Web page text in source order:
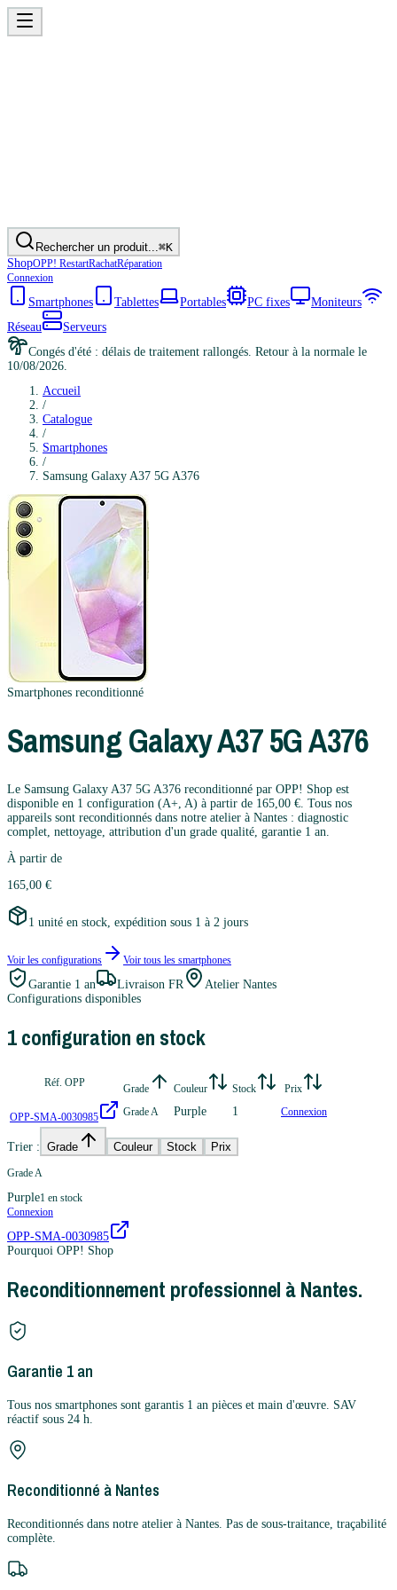
Rechercher un produit...⌘K
ShopOPP! RestartRachatRéparation
Connexion
Smartphones Tablettes Portables PC fixes
Moniteurs
Réseau
Serveurs
Congés d'été : délais de traitement rallongés. Retour à la normale le
10/08/2026.
Accueil
/
Catalogue
/
Smartphones
/
Samsung Galaxy A37 5G A376
Smartphones reconditionné
SamsungGalaxy A37 5G A376
Le Samsung Galaxy A37 5G A376 reconditionné par OPP! Shop est
disponible en 1 configuration (A+, A) à partir de 165,00 €. Tous nos
appareils sont reconditionnés dans notre atelier à Nantes : diagnostic
complet, nettoyage, attribution d'un grade qualité, garantie 1 an.
À partir de
165,00 €
1 unité en stock, expédition sous 1 à 2 jours
Voir les configurations Voir tous les smartphones
Garantie 1 an Livraison FR
Atelier Nantes
Configurations disponibles
1configuration en stock
Réf. OPP Grade Couleur Stock Prix
OPP-SMA-0030985 Grade A Purple 1 Connexion
Trier : Grade Couleur Stock Prix
Grade A
Purple1 en stock
Connexion
OPP-SMA-0030985
Pourquoi OPP! Shop
Reconditionnement professionnel à Nantes.
Garantie 1 an
Tous nos smartphones sont garantis 1 an pièces et main d'œuvre. SAV
réactif sous 24 h.
Reconditionné à Nantes
Reconditionnés dans notre atelier à Nantes. Pas de sous-traitance, traçabilité
complète.